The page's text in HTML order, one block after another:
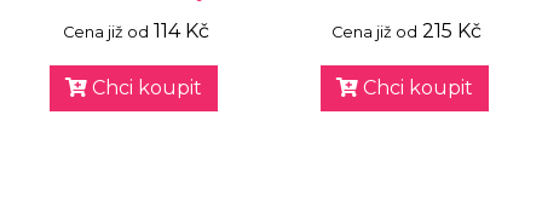
Cena již od 114 Kč
Chci koupit
Cena již od 215 Kč
Chci koupit